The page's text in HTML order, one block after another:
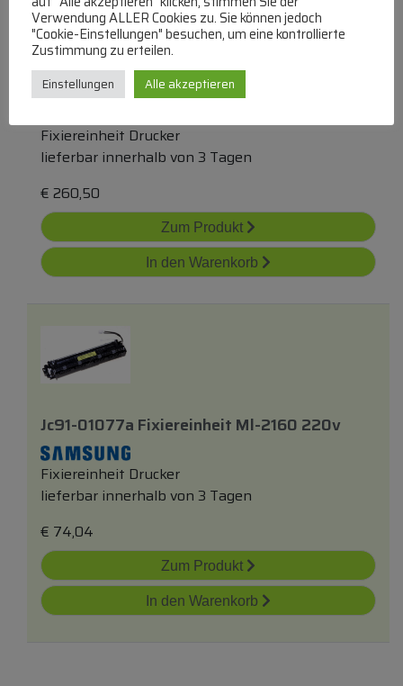
126k36440 Fixiereinheit Phaser 6510
Fixiereinheit Drucker
lieferbar innerhalb von 3 Tagen
€ 260,50
Zum Produkt
In den Warenkorb
Jc91-01077a Fixiereinheit Ml-2160 220v
Fixiereinheit Drucker
lieferbar innerhalb von 3 Tagen
€ 74,04
Zum Produkt
In den Warenkorb
Verwendung ALLER Cookies zu. Sie können jedoch
"Cookie-Einstellungen" besuchen, um eine kontrollierte
Zustimmung zu erteilen.
Einstellungen Alle akzeptieren